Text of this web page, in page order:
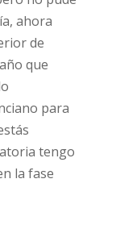
ahora
de
que
para
tengo
la fase